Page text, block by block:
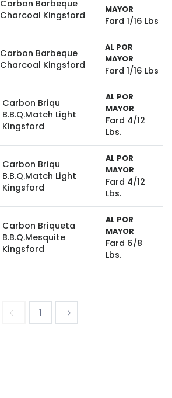
Carbon Barbeque
Charcoal Kingsford
MAYOR
Fard 1/16 Lbs
Carbon Barbeque
Charcoal Kingsford
AL POR
MAYOR
Fard 1/16 Lbs
Carbon Briqu
B.B.Q.Match Light
Kingsford
AL POR
MAYOR
Fard 4/12
Lbs.
Carbon Briqu
B.B.Q.Match Light
Kingsford
AL POR
MAYOR
Fard 4/12
Lbs.
Carbon Briqueta
B.B.Q.Mesquite
Kingsford
AL POR
MAYOR
Fard 6/8
Lbs.
1